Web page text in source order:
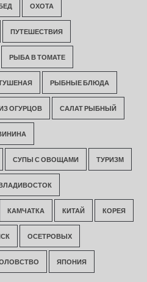
ОХОТА
ПУТЕШЕСТВИЯ
РЫБА В ТОМАТЕ
РЫБНЫЕ БЛЮДА
ОГУРЦОВ САЛАТ РЫБНЫЙ
СУПЫ С ОВОЩАМИ ТУРИЗМ
КАМЧАТКА КИТАЙ КОРЕЯ
ОСЕТРОВЫХ
ЯПОНИЯ